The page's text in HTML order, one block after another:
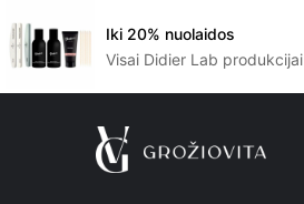
Iki 20% nuolaidos
Visai Didier Lab produkcijai